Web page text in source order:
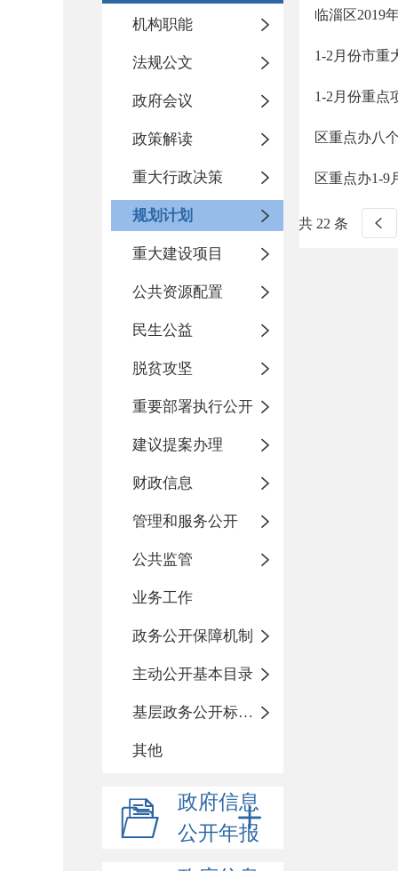
机构职能
法规公文
政府会议
政策解读
重大行政决策
规划计划
重大建设项目
公共资源配置
民生公益
脱贫攻坚
重要部署执行公开
建议提案办理
财政信息
管理和服务公开
公共监管
业务工作
政务公开保障机制
主动公开基本目录
基层政务公开标准化目录
其他
政府信息
公开年报
临淄区2019
1-2月份市重
1-2月份重点
区重点办八
区重点办1-9
共 22 条